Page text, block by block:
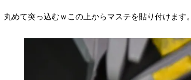
丸めて突っ込むｗこの上からマステを貼り付けます。